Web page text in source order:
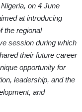
on 4 June
at introducing
the regional
session during which
their future career
opportunity for
leadership, and the
and